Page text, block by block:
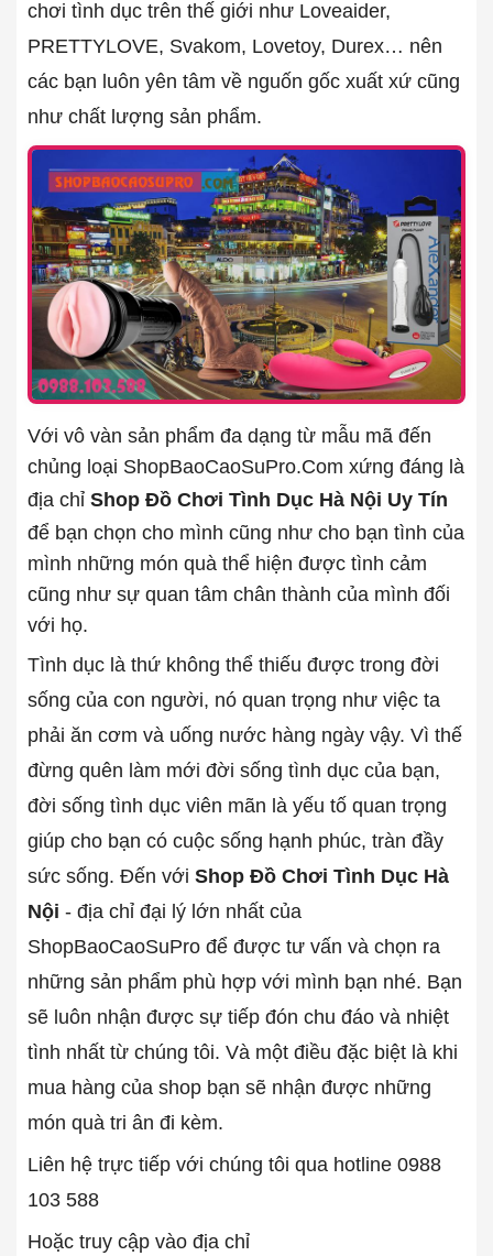
chơi tình dục trên thế giới như Loveaider,
PRETTYLOVE, Svakom, Lovetoy, Durex… nên
các bạn luôn yên tâm về nguốn gốc xuất xứ cũng
như chất lượng sản phẩm.
Với vô vàn sản phẩm đa dạng từ mẫu mã đến
chủng loại ShopBaoCaoSuPro.Com xứng đáng là
địa chỉ Shop Đồ Chơi Tình Dục Hà Nội Uy Tín
để bạn chọn cho mình cũng như cho bạn tình của
mình những món quà thể hiện được tình cảm
cũng như sự quan tâm chân thành của mình đối
với họ.
Tình dục là thứ không thể thiếu được trong đời
sống của con người, nó quan trọng như việc ta
phải ăn cơm và uống nước hàng ngày vậy. Vì thế
đừng quên làm mới đời sống tình dục của bạn,
đời sống tình dục viên mãn là yếu tố quan trọng
giúp cho bạn có cuộc sống hạnh phúc, tràn đầy
sức sống. Đến với Shop Đồ Chơi Tình Dục Hà
Nội - địa chỉ đại lý lớn nhất của
ShopBaoCaoSuPro để được tư vấn và chọn ra
những sản phẩm phù hợp với mình bạn nhé. Bạn
sẽ luôn nhận được sự tiếp đón chu đáo và nhiệt
tình nhất từ chúng tôi. Và một điều đặc biệt là khi
mua hàng của shop bạn sẽ nhận được những
món quà tri ân đi kèm.
Liên hệ trực tiếp với chúng tôi qua hotline 0988
103 588
Hoặc truy cập vào địa chỉ